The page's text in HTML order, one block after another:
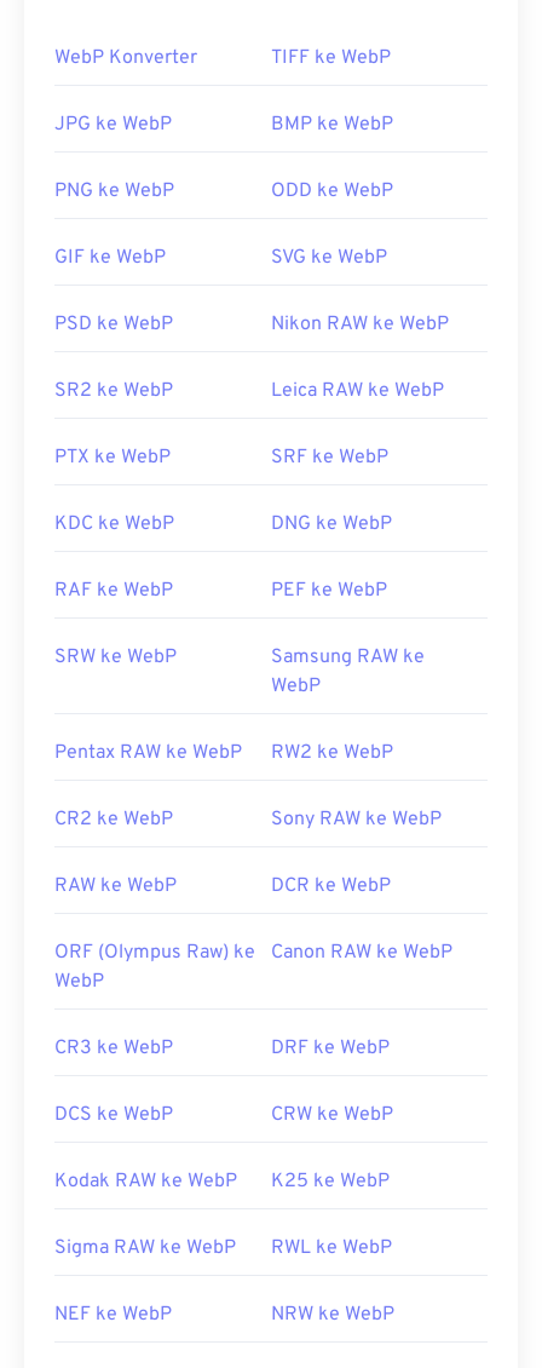
WebP?
Program default untuk membuka WebP adalah
otomatis diGIMP Microsoft Paint. Selain
format WebP.
Pixelmatordan . Coba jugaCorel
Windows Photo Viewer
, danAdobe Photoshop
membuka WebP.
Rilis Awal:September 2010
Artikel Pengembang Google tentang kompresi
Alat WebP Terkait:
dari gambar WebP
WebP Konverter TIFF ke WebP
JPG ke WebP BMP ke WebP
PNG ke WebP ODD ke WebP
GIF ke WebP SVG ke WebP
PSD ke WebP Nikon RAW ke WebP
SR2 ke WebP Leica RAW ke WebP
PTX ke WebP SRF ke WebP
KDC ke WebP DNG ke WebP
RAF ke WebP PEF ke WebP
SRW ke WebP
Samsung RAW ke
WebP
Pentax RAW ke WebP RW2 ke WebP
CR2 ke WebP Sony RAW ke WebP
RAW ke WebP DCR ke WebP
ORF (Olympus Raw) ke
WebP
Canon RAW ke WebP
CR3 ke WebP DRF ke WebP
DCS ke WebP CRW ke WebP
Kodak RAW ke WebP K25 ke WebP
Sigma RAW ke WebP RWL ke WebP
NEF ke WebP NRW ke WebP